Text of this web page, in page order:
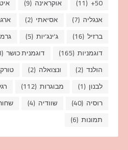
50+
(11) אוקראינה (9)
אנגליה (7) אסיאתי (2)
ברזיל (16) ג'ינג'יות (5)
דוגמניות (165) דוגמנית כושר (53)
הולנד (2) ונצואלה (2)
לבנון (1) מבוגרות (112)
רוסיה (40) שוודיה (4)
תמונות (6)